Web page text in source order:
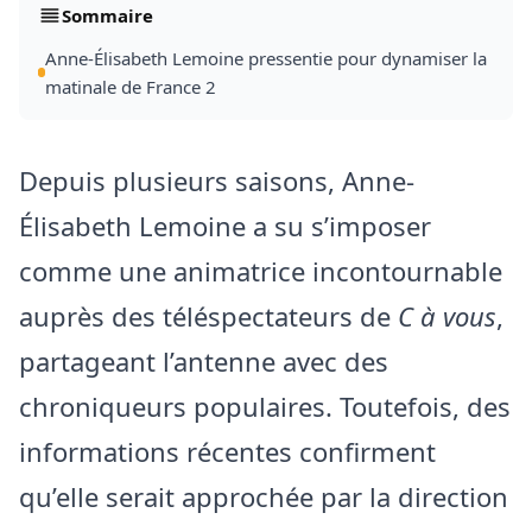
Sommaire
Anne-Élisabeth Lemoine pressentie pour dynamiser la
matinale de France 2
Depuis plusieurs saisons, Anne-
Élisabeth Lemoine a su s’imposer
comme une animatrice incontournable
auprès des téléspectateurs de C à vous,
partageant l’antenne avec des
chroniqueurs populaires. Toutefois, des
informations récentes confirment
qu’elle serait approchée par la direction